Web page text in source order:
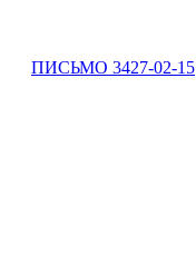
ПИСЬМО 3427-02-15